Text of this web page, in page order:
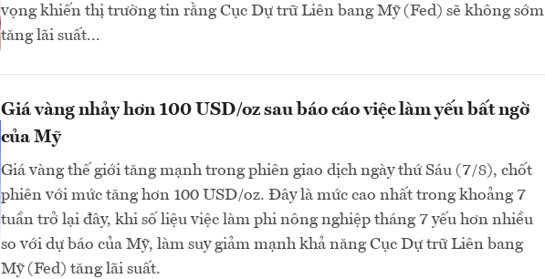
vọng khiến thị trường tin rằng Cục Dự trữ Liên bang Mỹ (Fed) sẽ không sớm
tăng lãi suất...
Giá vàng nhảy hơn 100 USD/oz sau báo cáo việc làm yếu bất ngờ
của Mỹ
Giá vàng thế giới tăng mạnh trong phiên giao dịch ngày thứ Sáu (7/8), chốt
phiên với mức tăng hơn 100 USD/oz. Đây là mức cao nhất trong khoảng 7
tuần trở lại đây, khi số liệu việc làm phi nông nghiệp tháng 7 yếu hơn nhiều
so với dự báo của Mỹ, làm suy giảm mạnh khả năng Cục Dự trữ Liên bang
Mỹ (Fed) tăng lãi suất.